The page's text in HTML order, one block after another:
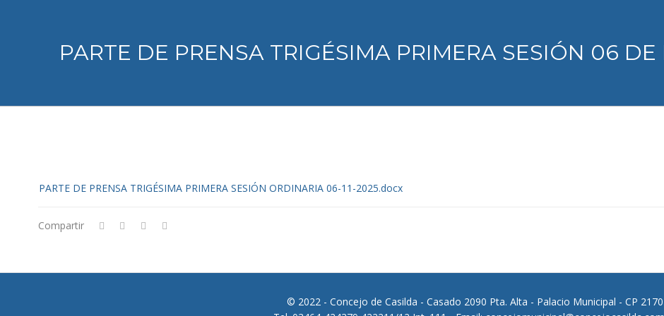
PARTE DE PRENSA TRIGÉSIMA PRIMERA SESIÓN 06
PARTE DE PRENSA TRIGÉSIMA PRIMERA SESIÓN ORDINARIA 06-11-2025.docx
Compartir
© 2022 - Concejo de Casilda - Casado 2090 Pta. Alta - Palacio Municipal - CP 2170